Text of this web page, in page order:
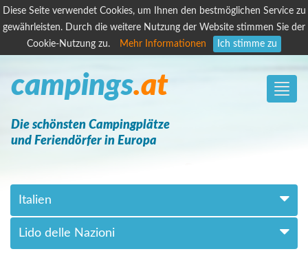
Diese Seite verwendet Cookies, um Ihnen den bestmöglichen Service zu
gewährleisten. Durch die weitere Nutzung der Website stimmen Sie der
Cookie-Nutzung zu.
Mehr Informationen Ich stimme zu
Toggle
campings.at
Die schönsten Campingplätze
und Feriendörfer in Europa
Italien
Lido delle Nazioni